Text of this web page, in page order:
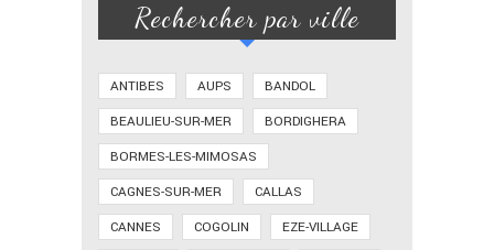
Rechercher par ville
ANTIBES AUPS
BANDOL
BEAULIEU-SUR-MER
BORDIGHERA
BORMES-LES-MIMOSAS
CAGNES-SUR-MER
CALLAS
CANNES
COGOLIN
EZE-VILLAGE